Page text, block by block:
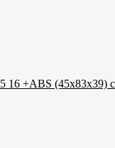
+ABS (45x83x39)